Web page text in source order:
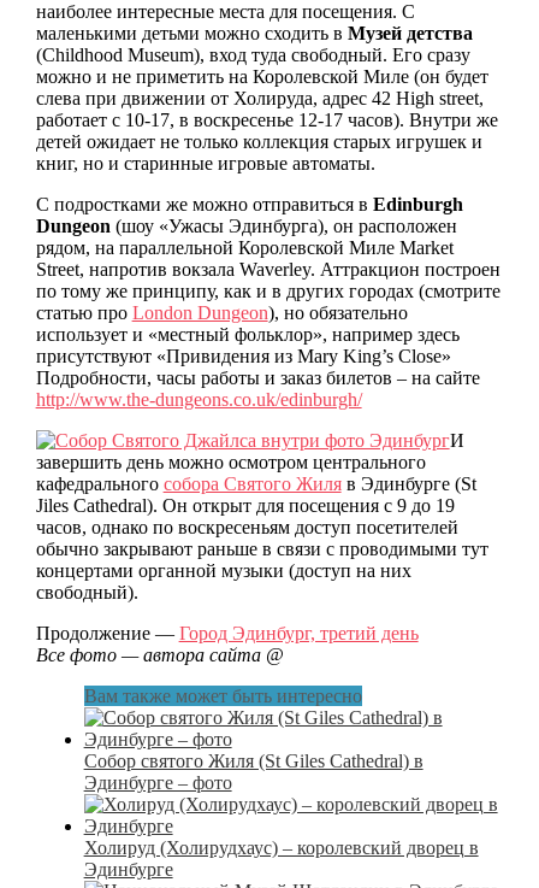
наиболее интересные места для посещения. С
маленькими детьми можно сходить в Музей детства
(Childhood Museum), вход туда свободный. Его сразу
можно и не приметить на Королевской Миле (он будет
слева при движении от Холируда, адрес 42 High street,
работает с 10-17, в воскресенье 12-17 часов). Внутри же
детей ожидает не только коллекция старых игрушек и
книг, но и старинные игровые автоматы.
С подростками же можно отправиться в Edinburgh
Dungeon (шоу «Ужасы Эдинбурга), он расположен
рядом, на параллельной Королевской Миле Market
Street, напротив вокзала Waverley. Аттракцион построен
по тому же принципу, как и в других городах (смотрите
статью про London Dungeon), но обязательно
использует и «местный фольклор», например здесь
присутствуют «Привидения из Mary King’s Close»
Подробности, часы работы и заказ билетов – на сайте
http://www.the-dungeons.co.uk/edinburgh/
И
завершить день можно осмотром центрального
кафедрального собора Святого Жиляв Эдинбурге (St
Jiles Cathedral). Он открыт для посещения с 9 до 19
часов, однако по воскресеньям доступ посетителей
обычно закрывают раньше в связи с проводимыми тут
концертами органной музыки (доступ на них
свободный).
Продолжение — Город Эдинбург, третий день
Все фото — автора сайта @
Вам также может быть интересно
Собор святого Жиля (St Giles Cathedral) в
Эдинбурге – фото
Холируд (Холирудхаус) – королевский дворец в
Эдинбурге